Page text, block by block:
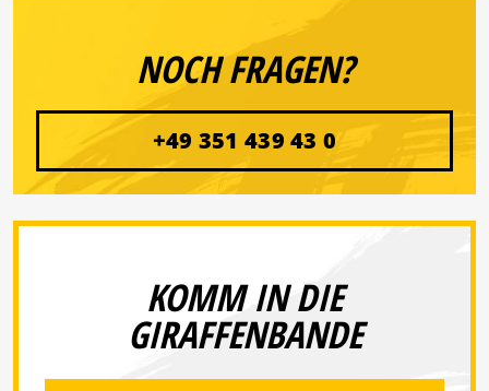
NOCH FRAGEN?
+49 351 439 43 0
KOMM IN DIE
GIRAFFENBANDE